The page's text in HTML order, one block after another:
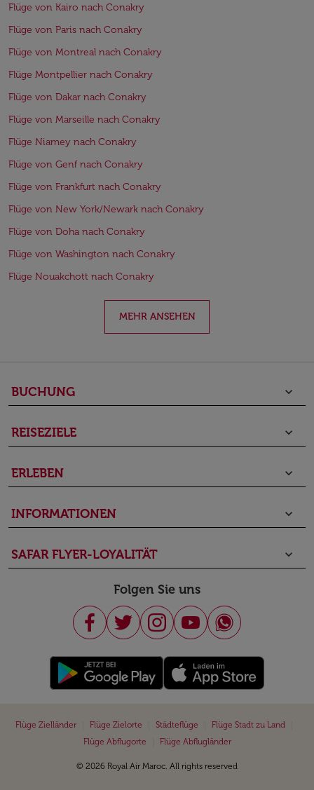
Flüge von Kairo nach Conakry
Flüge von Paris nach Conakry
Flüge von Montreal nach Conakry
Flüge Montpellier nach Conakry
Flüge von Dakar nach Conakry
Flüge von Marseille nach Conakry
Flüge Niamey nach Conakry
Flüge von Genf nach Conakry
Flüge von Frankfurt nach Conakry
Flüge von New York/Newark nach Conakry
Flüge von Doha nach Conakry
Flüge von Washington nach Conakry
Flüge Nouakchott nach Conakry
MEHR ANSEHEN
BUCHUNG keyboard_arrow_down
REISEZIELE keyboard_arrow_down
ERLEBEN keyboard_arrow_down
INFORMATIONEN keyboard_arrow_down
SAFAR FLYER-LOYALITÄT keyboard_arrow_down
Folgen Sie uns
Flüge Zielländer Flüge Zielorte Städteflüge Flüge Stadt zu Land
Flüge Abflugorte
Flüge Abflugländer
© 2026 Royal Air Maroc. All rights reserved